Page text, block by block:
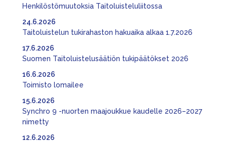
Henkilöstömuutoksia Taitoluisteluliitossa
Taitoluistelun tukirahaston hakuaika alkaa 1.7.2026
24.6.2026
Suomen Taitoluistelusäätiön tukipäätökset 2026
17.6.2026
Toimisto lomailee
16.6.2026
Synchro 9 -nuorten maajoukkue kaudelle 2026–2027
nimetty
15.6.2026
12.6.2026